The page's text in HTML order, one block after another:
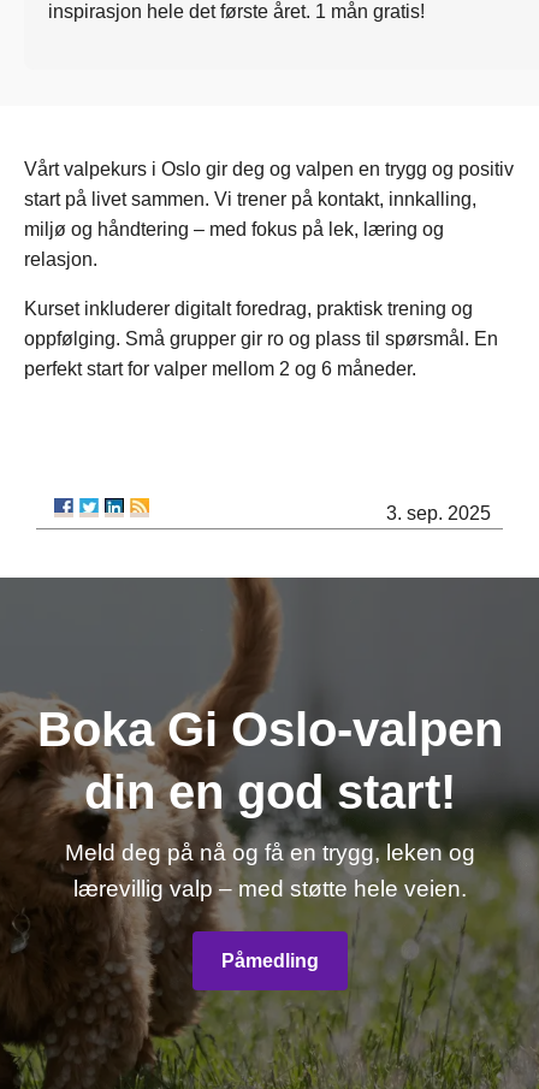
inspirasjon hele det første året. 1 mån gratis!
Vårt valpekurs i Oslo gir deg og valpen en trygg og positiv
start på livet sammen. Vi trener på kontakt, innkalling,
miljø og håndtering – med fokus på lek, læring og
relasjon.
Kurset inkluderer digitalt foredrag, praktisk trening og
oppfølging. Små grupper gir ro og plass til spørsmål. En
perfekt start for valper mellom 2 og 6 måneder.
3. sep. 2025
Boka Gi Oslo-valpen
din en god start!
Meld deg på nå og få en trygg, leken og
lærevillig valp – med støtte hele veien.
Påmedling